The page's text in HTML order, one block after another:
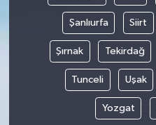
Şanlıurfa Siirt
Şırnak Tekirdağ
Tunceli Uşak
Yozgat